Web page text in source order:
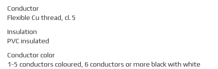
Conductor
Flexible Cu thread, cl. 5
Insulation
PVC insulated
Conductor color
1-5 conductors coloured, 6 conductors or more black with white